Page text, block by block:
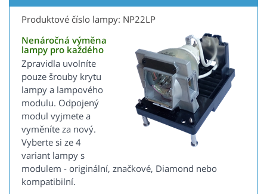
Produktové číslo lampy: NP22LP
Nenáročná výměna
lampy pro každého
Zpravidla uvolníte
pouze šrouby krytu
lampy a lampového
modulu. Odpojený
modul vyjmete a
vyměníte za nový.
Vyberte si ze 4
variant lampy s
modulem - originální, značkové, Diamond nebo
kompatibilní.